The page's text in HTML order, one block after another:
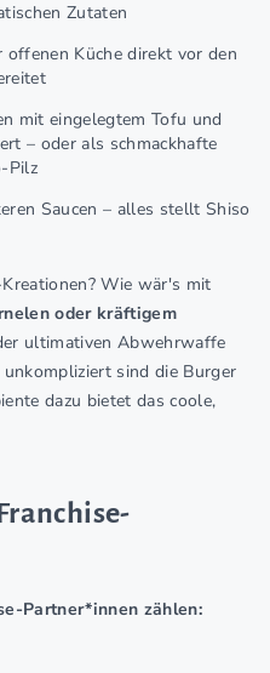
Zutaten
Küche direkt vor den
mit eingelegtem Tofu und
– oder als schmackhafte
Pilz
Saucen – alles stellt Shiso
Wie wär's mit
oder kräftigem
ultimativen Abwehrwaffe
sind die Burger
dazu bietet das coole,
Partner*innen zählen: